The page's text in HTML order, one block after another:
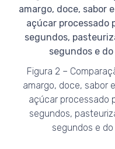
Figura 2 –
amargo, doce, sabor
açúcar processado
segundos,
segundos e